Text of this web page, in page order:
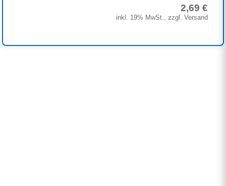
2,69 €
inkl. 19% MwSt., zzgl. Versand